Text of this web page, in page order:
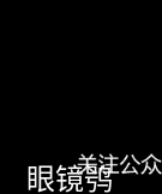
眼镜鸮